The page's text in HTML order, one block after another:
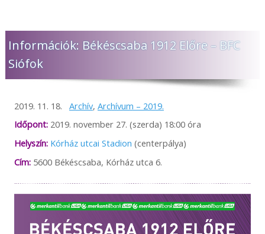
interjúk, ötletek, megoldások és fotók a Békéscsaba 1912
Előre Futball Zrt. tulajdonát képezik. Tilos a tulajdonos
részeit bármely formában átruházni, terjeszteni,
meghaladó mértékben tárolni esetleg kinyomtatni. A
felhasználása hangsúlyozottan csak a tulajdonos előzetes
írásbeli engedélyével és csakis a forrás pontos
megjelölésével történhet. Az itt fellelhető tartalmak ettől
eltérő kezelése szerzői jogi vita tárgyát képezheti.
Információk: Békéscsaba 1912 Előre – BFC
Siófok
2019. 11. 18. Archív, Archívum – 2019.
Időpont:2019. november 27. (szerda) 18:00 óra
Helyszín: Kórház utcai Stadion (centerpálya)
Cím:5600 Békéscsaba, Kórház utca 6.